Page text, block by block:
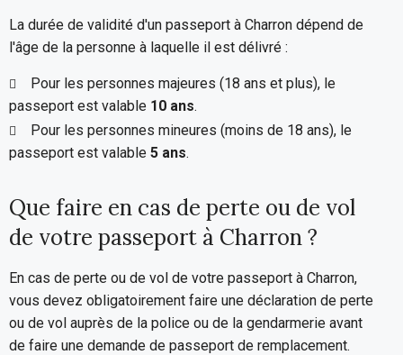
La durée de validité d'un passeport à Charron dépend de
l'âge de la personne à laquelle il est délivré :
Pour les personnes majeures (18 ans et plus), le
passeport est valable 10 ans.
Pour les personnes mineures (moins de 18 ans), le
passeport est valable 5 ans.
Que faire en cas de perte ou de vol
de votre passeport à Charron ?
En cas de perte ou de vol de votre passeport à Charron,
vous devez obligatoirement faire une déclaration de perte
ou de vol auprès de la police ou de la gendarmerie avant
de faire une demande de passeport de remplacement.